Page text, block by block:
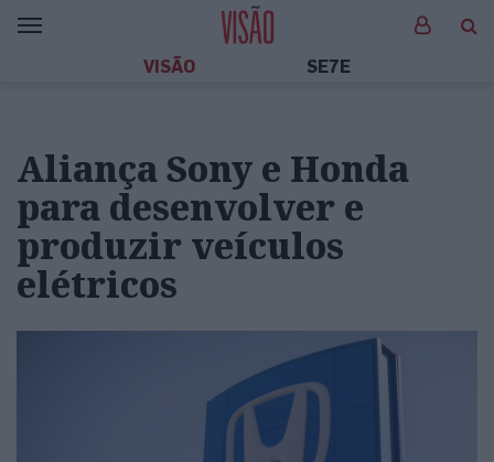
VISÃO SE7E
Aliança Sony e Honda
para desenvolver e
produzir veículos
elétricos